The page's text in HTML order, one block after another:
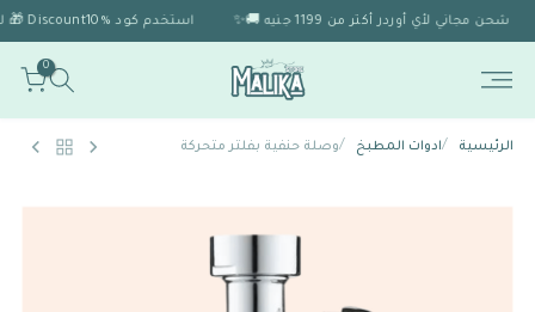
استخدم كود Discount10% 🎁 للحصول على خصم 10% لو الاوردر اكتر من 1999 🎉 شحن مجاني لأي أوردر أكتر من 1199 جنيه 🚚✨
0
الرئيسية /ادوات المطبخ /وصلة حنفية بفلتر متحركة